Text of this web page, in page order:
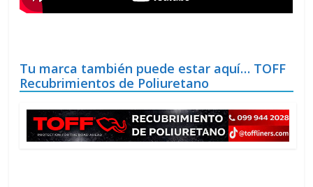
Tu marca también puede estar aquí… TOFF
Recubrimientos de Poliuretano